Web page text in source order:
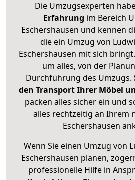
Die Umzugsexperten
Erfahrung im Bereich
Eschershausen und kennen
die ein Umzug von
Eschershausen mit sich
um alles, von der
Durchführung des Umzugs.
den Transport Ihrer Möbel
packen alles sicher ein und
alles rechtzeitig an Ihrem
Eschershausen
Wenn Sie einen Umzug von
Eschershausen planen,
professionelle Hilfe in